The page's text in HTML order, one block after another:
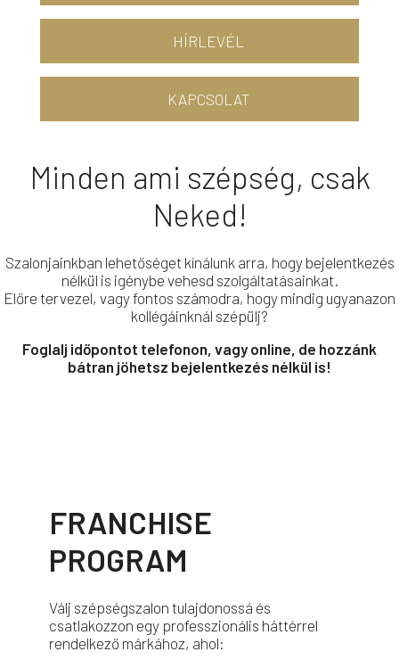
HÍRLEVÉL
KAPCSOLAT
Minden ami szépség, csak
Neked!
Szalonjainkban lehetőséget kínálunk arra, hogy bejelentkezés
nélkül is igénybe vehesd szolgáltatásainkat.
Előre tervezel, vagy fontos számodra, hogy mindig ugyanazon
kollégáinknál szépülj?
Foglalj időpontot telefonon, vagy online, de hozzánk
bátran jöhetsz bejelentkezés nélkül is!
FRANCHISE
PROGRAM
Válj szépségszalon tulajdonossá és
csatlakozzon egy professzionális háttérrel
rendelkező márkához, ahol: